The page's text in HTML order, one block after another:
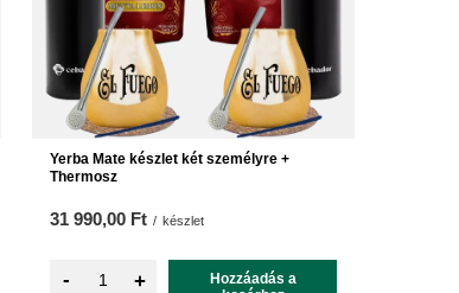
Yerba Mate készlet két személyre +
Thermosz
31 990,00 Ft / készlet
- +
Hozzáadás a